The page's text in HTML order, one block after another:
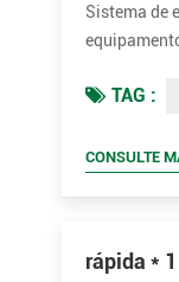
Sistema de
sejaTAG :
CONSULTE
rápida *